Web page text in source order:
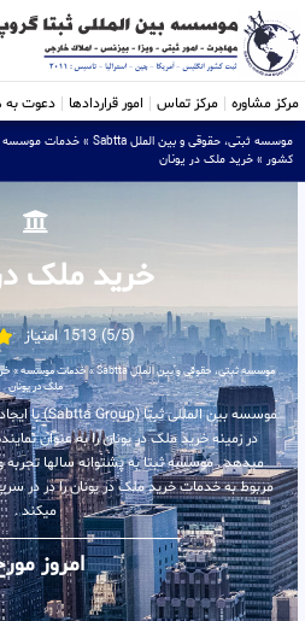
مرکز مشاوره مرکز تماس امور قراردادها دعوت به
موسسه ثبتی، حقوقی و بین الملل Sabtta » خدمات موسسه
کشور » خرید ملک در یونان
خرید ملک
(5/5) 1513 امتیاز
موسسه ثبتی، حقوقی و بین الملل Sabtta »خدمات موسسه»
ملک در یونان
در زمینه خرید ملک در یونان را به عنوان
میدهد . موسسه ثبتا به پشتوانه سالها
مربوط به خدمات خرید ملک در یونان را در در
میکند .
امروز